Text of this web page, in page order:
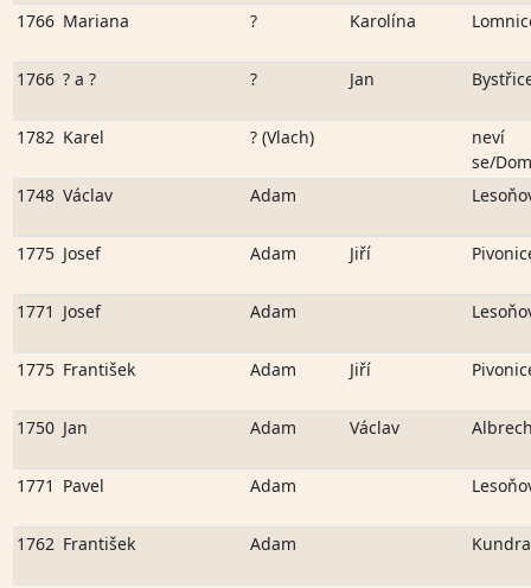
1766 Mariana ? Karolína
1766 ? a ? ? Jan
1782 Karel ? (Vlach)
neví
se/
1748 Václav Adam
1775 Josef Adam Jiří
1771 Josef Adam
1775 František Adam Jiří
1750 Jan Adam Václav
1771 Pavel Adam
1762 František Adam